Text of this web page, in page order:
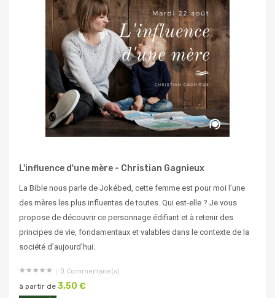
L'influence d'une mère - Christian Gagnieux
La Bible nous parle de Jokébed, cette femme est pour moi l’une
des mères les plus influentes de toutes. Qui est-elle ? Je vous
propose de découvrir ce personnage édifiant et à retenir des
principes de vie, fondamentaux et valables dans le contexte de la
société d’aujourd’hui.
0 Commentaire(s)
à partir de 3,50 €